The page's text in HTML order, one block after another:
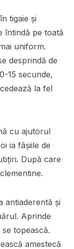
tigaie și
întindă pe toată
uniform.
desprindă de
15 secunde,
la fel
cu ajutorul
ia fâșiile de
După care
antiaderentă și
Aprinde
topească.
amestecă